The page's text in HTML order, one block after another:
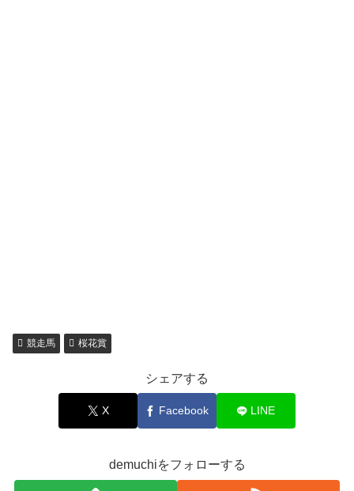
競走馬 桜花賞
シェアする
X Facebook LINE
demuchiをフォローする